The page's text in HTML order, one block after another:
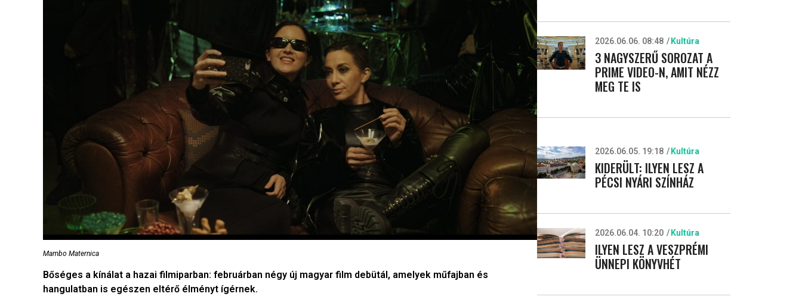
Mambo Maternica
Bőséges a kínálat a hazai filmiparban: februárban négy új magyar film debütál, amelyek műfajban és
hangulatban is egészen eltérő élményt ígérnek.
2026.06.06. 08:48 Kultúra
3 NAGYSZERŰ SOROZAT A
PRIME VIDEO-N, AMIT NÉZZ
MEG TE IS
2026.06.05. 19:18 Kultúra
KIDERÜLT: ILYEN LESZ A
PÉCSI NYÁRI SZÍNHÁZ
2026.06.04. 10:20 Kultúra
ILYEN LESZ A VESZPRÉMI
ÜNNEPI KÖNYVHÉT